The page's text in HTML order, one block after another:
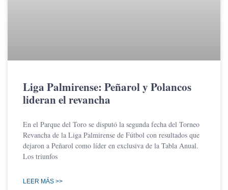
Liga Palmirense: Peñarol y Polancos
lideran el revancha
En el Parque del Toro se disputó la segunda fecha del Torneo
Revancha de la Liga Palmirense de Fútbol con resultados que
dejaron a Peñarol como líder en exclusiva de la Tabla Anual.
Los triunfos
LEER MÁS >>